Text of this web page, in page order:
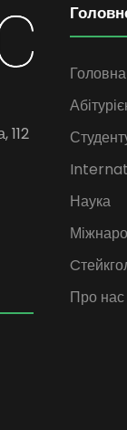
112
Головна
Наука
Про нас